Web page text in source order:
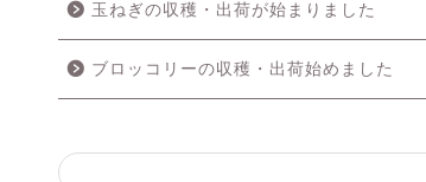
玉ねぎの収穫・出荷が始まりました
ブロッコリーの収穫・出荷始めました